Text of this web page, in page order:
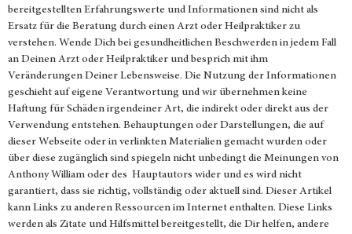
bereitgestellten Erfahrungswerte und Informationen sind nicht als
Ersatz für die Beratung durch einen Arzt oder Heilpraktiker zu
verstehen. Wende Dich bei gesundheitlichen Beschwerden in jedem Fall
an Deinen Arzt oder Heilpraktiker und besprich mit ihm
Veränderungen Deiner Lebensweise. Die Nutzung der Informationen
geschieht auf eigene Verantwortung und wir übernehmen keine
Haftung für Schäden irgendeiner Art, die indirekt oder direkt aus der
Verwendung entstehen. Behauptungen oder Darstellungen, die auf
dieser Webseite oder in verlinkten Materialien gemacht wurden oder
über diese zugänglich sind spiegeln nicht unbedingt die Meinungen von
Anthony William oder des Hauptautors wider und es wird nicht
garantiert, dass sie richtig, vollständig oder aktuell sind. Dieser Artikel
kann Links zu anderen Ressourcen im Internet enthalten. Diese Links
werden als Zitate und Hilfsmittel bereitgestellt, die Dir helfen, andere